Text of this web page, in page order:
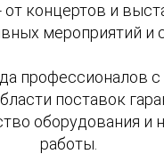
от концертов и
мероприятий и
профессионалов с
поставок
оборудования и
работы.